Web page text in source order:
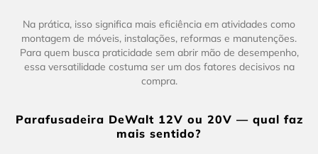
Na prática, isso significa mais eficiência em atividades como
montagem de móveis, instalações, reformas e manutenções.
Para quem busca praticidade sem abrir mão de desempenho,
essa versatilidade costuma ser um dos fatores decisivos na
compra.
Parafusadeira DeWalt 12V ou 20V — qual faz
mais sentido?